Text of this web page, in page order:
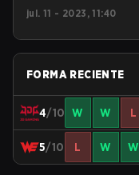
jul. 11 - 2023, 11:40
FORMA RECIENTE
4/10 W W L
5/10 L W W